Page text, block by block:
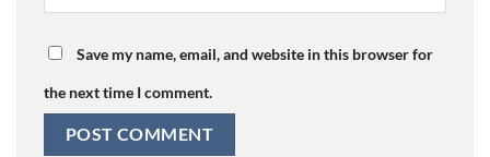
Save my name, email, and website in this browser for
the next time I comment.